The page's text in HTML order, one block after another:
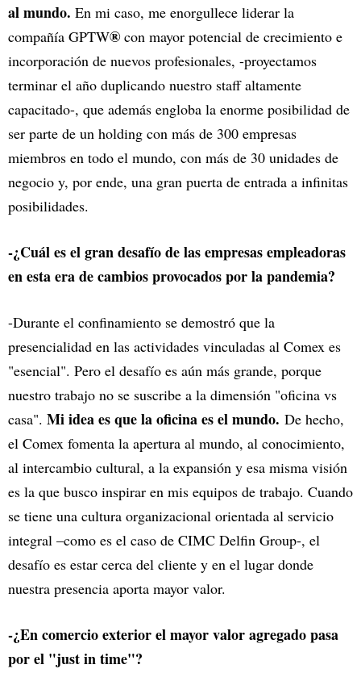
al mundo. En mi caso, me enorgullece liderar la
compañía GPTW® con mayor potencial de crecimiento e
incorporación de nuevos profesionales, -proyectamos
terminar el año duplicando nuestro staff altamente
capacitado-, que además engloba la enorme posibilidad de
ser parte de un holding con más de 300 empresas
miembros en todo el mundo, con más de 30 unidades de
negocio y, por ende, una gran puerta de entrada a infinitas
posibilidades.
-¿Cuál es el gran desafío de las empresas empleadoras
en esta era de cambios provocados por la pandemia?
-Durante el confinamiento se demostró que la
presencialidad en las actividades vinculadas al Comex es
"esencial". Pero el desafío es aún más grande, porque
nuestro trabajo no se suscribe a la dimensión "oficina vs
casa". Mi idea es que la oficina es el mundo. De hecho,
el Comex fomenta la apertura al mundo, al conocimiento,
al intercambio cultural, a la expansión y esa misma visión
es la que busco inspirar en mis equipos de trabajo. Cuando
se tiene una cultura organizacional orientada al servicio
integral –como es el caso de CIMC Delfin Group-, el
desafío es estar cerca del cliente y en el lugar donde
nuestra presencia aporta mayor valor.
-¿En comercio exterior el mayor valor agregado pasa
por el "just in time"?